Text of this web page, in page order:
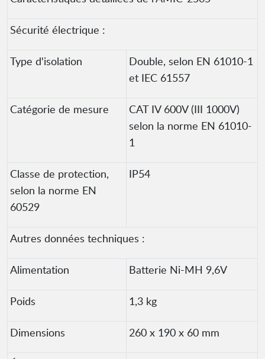
Sécurité électrique :
Type d'isolation
Double, selon EN 61010-1
et IEC 61557
Catégorie de mesure
CAT IV 600V (III 1000V)
selon la norme EN 61010-
1
Classe de protection,
selon la norme EN
60529
IP54
Autres données techniques :
Alimentation Batterie Ni-MH 9,6V
Poids 1,3 kg
Dimensions 260 x 190 x 60 mm